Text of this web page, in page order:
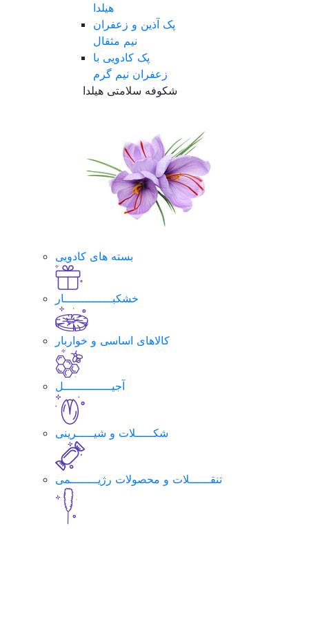
هیلدا
پک آذین و زعفران
نیم مثقال
پک کادویی با
زعفران نیم گرم
شکوفه سلامتی هیلدا
بسته های کادویی
خشکبــــــــــــــار
کالاهای اساسی و خواربار
آجیــــــــــــــل
شکـــــلات و شیـــــرینی
تنقــــــلات و محصولات رژیــــــــمی